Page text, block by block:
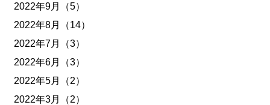
2022年9月（5）
2022年8月（14）
2022年7月（3）
2022年6月（3）
2022年5月（2）
2022年3月（2）